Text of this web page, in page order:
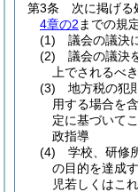
第3条
次に掲げる
4章の2 までの規
(1)
議会の議決
(2)
議会の議決
上でされるべ
(3)
地方税の犯
用する場合を
定に基づいて
政指導
(4)
学校、研修
の目的を達成
児若しくはこ